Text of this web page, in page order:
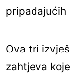
pripadajućih
Ova tri
zahtjeva